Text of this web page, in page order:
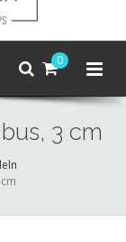
0
3 cm